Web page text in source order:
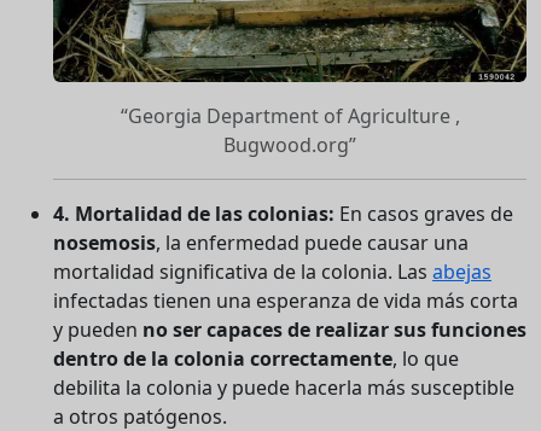
Georgia Department of Agriculture ,
Bugwood.org
4. Mortalidad de las colonias: En casos graves de
nosemosis, la enfermedad puede causar una
mortalidad significativa de la colonia. Las abejas
infectadas tienen una esperanza de vida más corta
y pueden no ser capaces de realizar sus funciones
dentro de la colonia correctamente, lo que
debilita la colonia y puede hacerla más susceptible
a otros patógenos.